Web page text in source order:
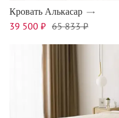
Кровать Алькасар
39 500 ₽ 65 833 ₽